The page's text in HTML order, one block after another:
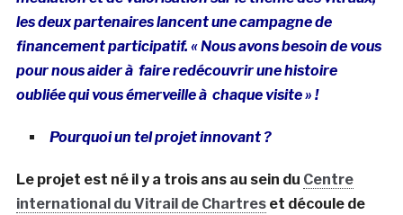
les deux partenaires lancent une campagne de
financement participatif. « Nous avons besoin de vous
pour nous aider à faire redécouvrir une histoire
oubliée qui vous émerveille à chaque visite » !
Pourquoi un tel projet innovant ?
Le projet est né il y a trois ans au sein du Centre
international du Vitrail de Chartreset découle de